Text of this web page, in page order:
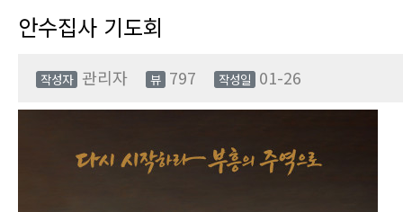
안수집사 기도회
작성자 관리자 뷰 797 작성일 01-26